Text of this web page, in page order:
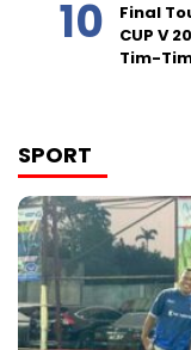
Final
CUP V
Tim-
SPORT